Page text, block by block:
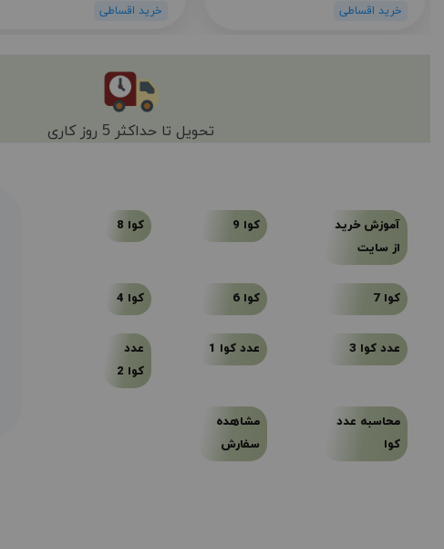
تحویل تا حداکثر 5 روز کاری
آموزش خرید
از سایت
کوا 9 کوا 8
کوا 7 کوا 6 کوا 4
عدد کوا 3 عدد کوا 1
عدد
کوا 2
محاسبه عدد
کوا
مشاهده
سفارش